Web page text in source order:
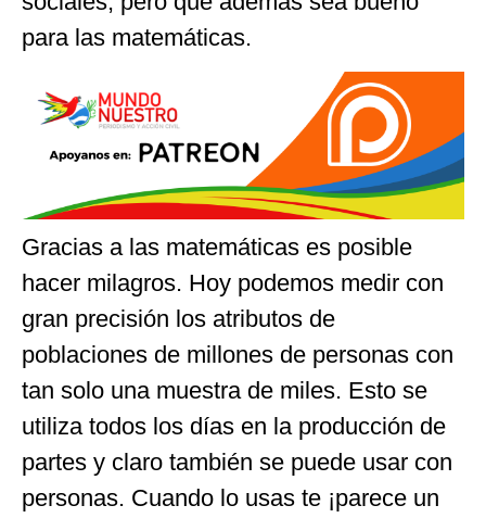
para las matemáticas.
Gracias a las matemáticas es posible
hacer milagros. Hoy podemos medir con
gran precisión los atributos de
poblaciones de millones de personas con
tan solo una muestra de miles. Esto se
utiliza todos los días en la producción de
partes y claro también se puede usar con
personas. Cuando lo usas te ¡parece un